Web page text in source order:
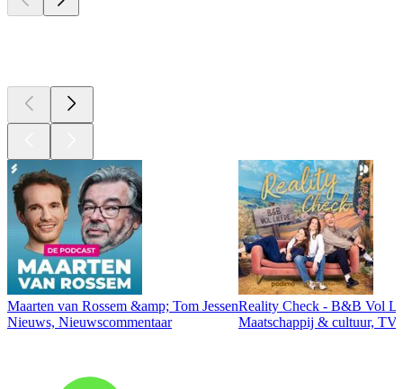
Maarten van Rossem &amp; Tom Jessen
Nieuws, Nieuwscommentaar
Reality Check - B&B Vol
Maatschappij & cultuur,